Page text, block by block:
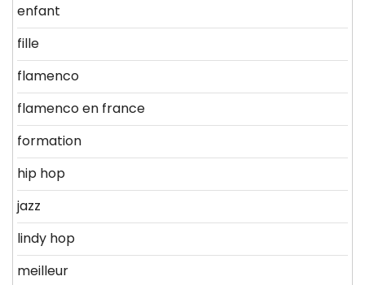
enfant
fille
flamenco
flamenco en france
formation
hip hop
jazz
lindy hop
meilleur